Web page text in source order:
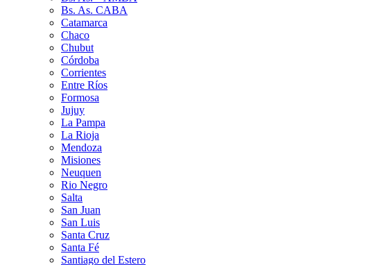
Bs. As. CABA
Catamarca
Chaco
Chubut
Córdoba
Corrientes
Entre Ríos
Formosa
Jujuy
La Pampa
La Rioja
Mendoza
Misiones
Neuquen
Rio Negro
Salta
San Juan
San Luis
Santa Cruz
Santa Fé
Santiago del Estero